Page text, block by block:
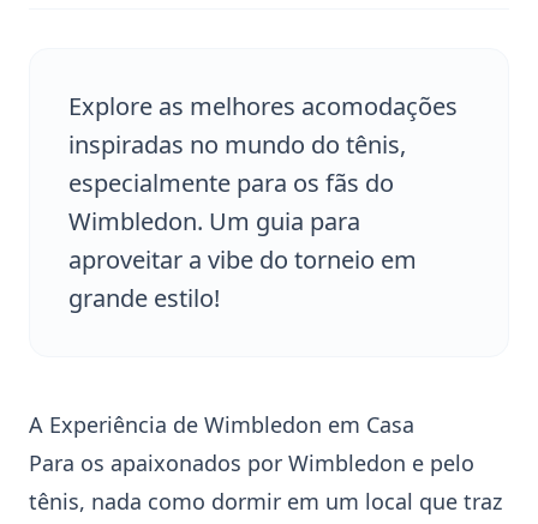
Explore as melhores acomodações
inspiradas no mundo do tênis,
especialmente para os fãs do
Wimbledon. Um guia para
aproveitar a vibe do torneio em
grande estilo!
A Experiência de Wimbledon em Casa
Para os apaixonados por Wimbledon e pelo
tênis, nada como dormir em um local que traz